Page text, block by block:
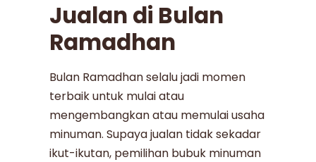
Jualan di Bulan
Ramadhan
Bulan Ramadhan selalu jadi momen
terbaik untuk mulai atau
mengembangkan atau memulai usaha
minuman. Supaya jualan tidak sekadar
ikut-ikutan, pemilihan bubuk minuman